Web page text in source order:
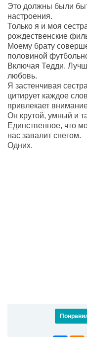
Это должны были
настроения.
Только я и моя
рождественские
Моему брату
половиной
Включая Тедди.
любовь.
Я застенчивая
цитирует каждое
привлекает
Он крутой, умный и
Единственное, что
нас завалит снегом.
Одних.